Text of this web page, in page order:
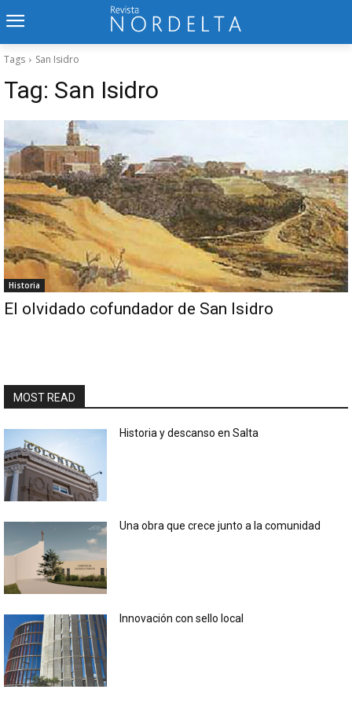
Tags San Isidro
Tag: San Isidro
Historia
El olvidado cofundador de San Isidro
MOST READ
Historia y descanso en Salta
Una obra que crece junto a la comunidad
Innovación con sello local